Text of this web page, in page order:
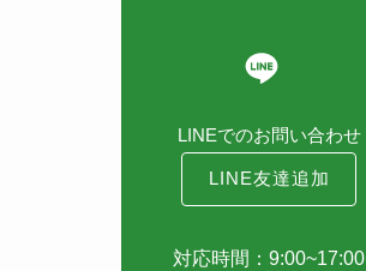
LINEでのお問い合わせ
LINE友達追加
対応時間：9:00~17:00